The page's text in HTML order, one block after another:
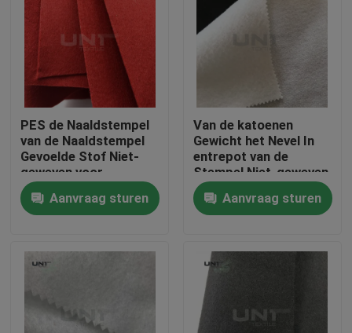
Over ons
PES de Naaldstempel
van de Naaldstempel
Gevoelde Stof Niet-
geweven voor
Decoratie/Tapijt
Aanvraag sturen
Van de katoenen
Gewicht het Nevel In
entrepot van de
Stempel Niet-geweven
150cm Breedte
80gsm Wattennaald
Aanvraag sturen